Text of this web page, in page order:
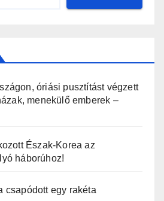
óriási pusztítást végzett
menekülő emberek –
Észak-Korea az
háborúhoz!
csapódott egy rakéta